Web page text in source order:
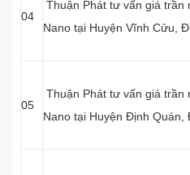
04
Thuận Phát tư vấn giá trần
Nano tại Huyện Vĩnh Cửu,
05
Thuận Phát tư vấn giá trần
Nano tại Huyện Định Quán,